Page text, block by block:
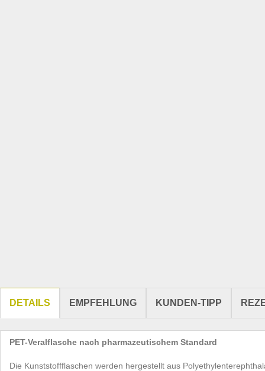
DETAILS EMPFEHLUNG KUNDEN-TIPP
PET-Veralflasche nach pharmazeutischem Standard
Die Kunststoffflaschen werden hergestellt aus